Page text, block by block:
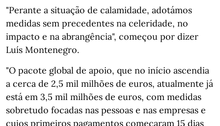
"Perante a situação de calamidade, adotámos
medidas sem precedentes na celeridade, no
impacto e na abrangência", começou por dizer
Luís Montenegro.
"O pacote global de apoio, que no início ascendia
a cerca de 2,5 mil milhões de euros, atualmente já
está em 3,5 mil milhões de euros, com medidas
sobretudo focadas nas pessoas e nas empresas e
cujos primeiros pagamentos começaram 15 dias